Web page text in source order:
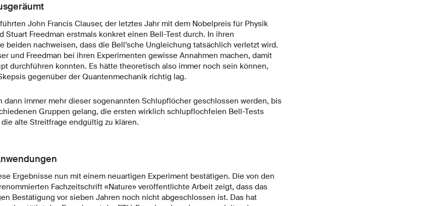
John Francis Clauser, der letztes Jahr mit dem Nobelpreis für Physik
Stuart Freedman erstmals konkret einen Bell-Test durch. In ihren
beiden nachweisen, dass die Bell’sche Ungleichung tatsächlich verletzt wird.
und Freedman bei ihren Experimenten gewisse Annahmen machen, damit
durchführen konnten. Es hätte theoretisch also immer noch sein können,
gegenüber der Quantenmechanik richtig lag.
dann immer mehr dieser sogenannten Schlupflöcher geschlossen werden, bis
Gruppen gelang, die ersten wirklich schlupflochfeien Bell-Tests
alte Streitfrage endgültig zu klären.
Ergebnisse nun mit einem neuartigen Experiment bestätigen. Die von den
Fachzeitschrift «Nature» veröffentlichte Arbeit zeigt, dass das
Bestätigung vor sieben Jahren noch nicht abgeschlossen ist. Das hat